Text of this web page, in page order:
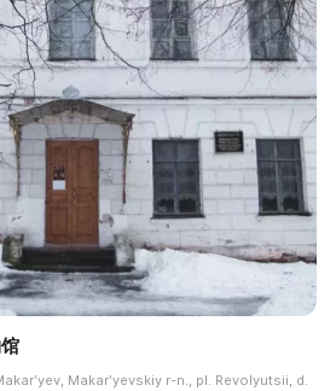
Makarʹyevskiy r-n., pl. Revolyutsii, d.